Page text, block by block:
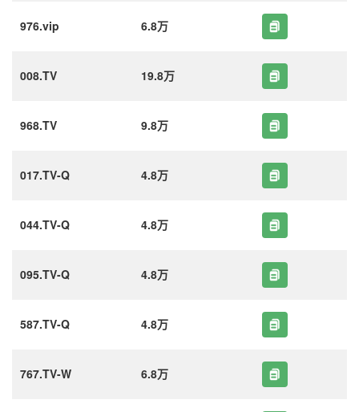
976.vip 6.8万
008.TV 19.8万
968.TV 9.8万
017.TV-Q 4.8万
044.TV-Q 4.8万
095.TV-Q 4.8万
587.TV-Q 4.8万
767.TV-W 6.8万